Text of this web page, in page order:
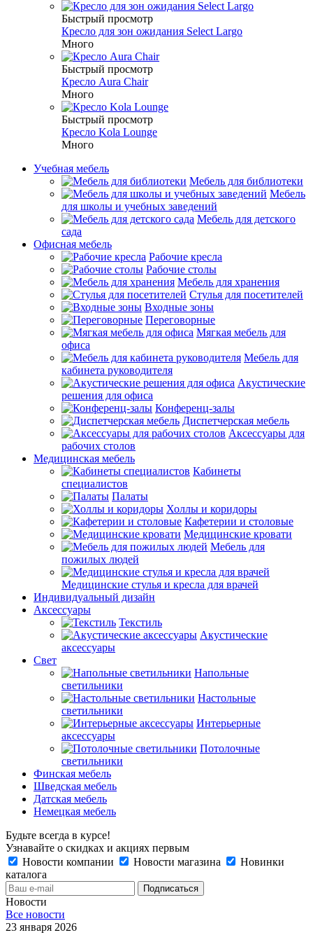
Быстрый просмотр
Кресло для зон ожидания Select Largo
Много
Быстрый просмотр
Кресло Aura Chair
Много
Быстрый просмотр
Кресло Kola Lounge
Много
Учебная мебель
Мебель для библиотеки
Мебель
для школы и учебных заведений
Мебель для детского
сада
Офисная мебель
Рабочие кресла
Рабочие столы
Мебель для хранения
Стулья для посетителей
Входные зоны
Переговорные
Мягкая мебель для
офиса
Мебель для
кабинета руководителя
Акустические
решения для офиса
Конференц-залы
Диспетчерская мебель
Аксессуары для
рабочих столов
Медицинская мебель
Кабинеты
специалистов
Палаты
Холлы и коридоры
Кафетерии и столовые
Медицинские кровати
Мебель для
пожилых людей
Медицинские стулья и кресла для врачей
Индивидуальный дизайн
Аксессуары
Текстиль
Акустические
аксессуары
Свет
Напольные
светильники
Настольные
светильники
Интерьерные
аксессуары
Потолочные
светильники
Финская мебель
Шведская мебель
Датская мебель
Немецкая мебель
Будьте всегда в курсе!
Узнавайте о скидках и акциях первым
Новости компании
Новости магазина
Новинки
каталога
Новости
Все новости
23 января 2026